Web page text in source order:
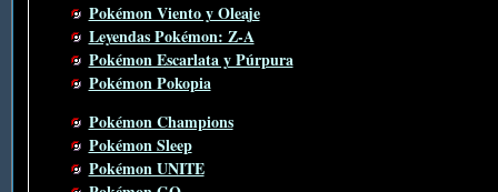
Pokémon Viento y Oleaje
Leyendas Pokémon: Z-A
Pokémon Escarlata y Púrpura
Pokémon Pokopia
Pokémon Champions
Pokémon Sleep
Pokémon UNITE